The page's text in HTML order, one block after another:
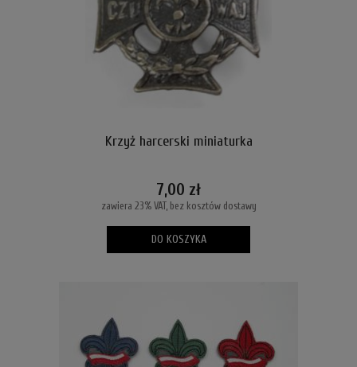
Krzyż harcerski miniaturka
7,00 zł
zawiera 23% VAT, bez kosztów dostawy
DO KOSZYKA